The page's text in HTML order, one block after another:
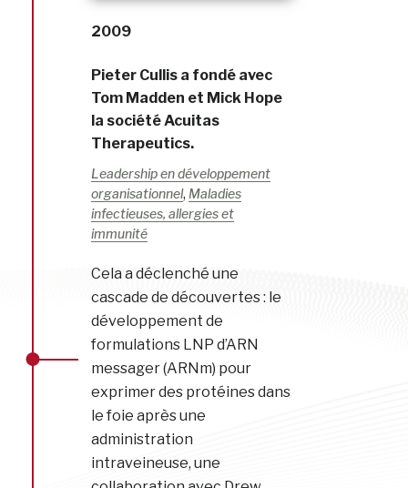
2009
Pieter Cullis a fondé avec
Tom Madden et Mick Hope
la société Acuitas
Therapeutics.
Leadership en développement
organisationnel, Maladies
infectieuses, allergies et
immunité
Cela a déclenché une
cascade de découvertes : le
développement de
formulations LNP d’ARN
messager (ARNm) pour
exprimer des protéines dans
le foie après une
administration
intraveineuse, une